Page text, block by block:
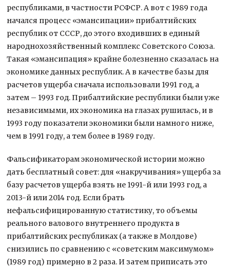
республиками, в частности РСФСР. А вот с 1989 года
начался процесс «эмансипации» прибалтийских
республик от СССР, до этого входивших в единый
народнохозяйственный комплекс Советского Союза.
Такая «эмансипация» крайне болезненно сказалась на
экономике данных республик. А в качестве базы для
расчетов ущерба сначала использовали 1991 год, а
затем – 1993 год. Прибалтийские республики были уже
независимыми, их экономика на глазах рушилась, и в
1993 году показатели экономики были намного ниже,
чем в 1991 году, а тем более в 1989 году.
Фальсификаторам экономической истории можно
дать бесплатный совет: для «накручивания» ущерба за
базу расчетов ущерба взять не 1991-й или 1993 год, а
2013-й или 2014 год. Если брать
нефальсифицированную статистику, то объемы
реального валового внутреннего продукта в
прибалтийских республиках (а также в Молдове)
снизились по сравнению с «советским максимумом»
(1989 год) примерно в 2 раза. И затем приписать это